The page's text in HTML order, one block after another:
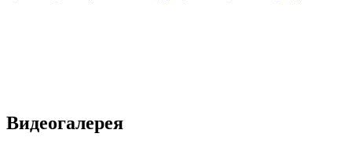
Видеогалерея